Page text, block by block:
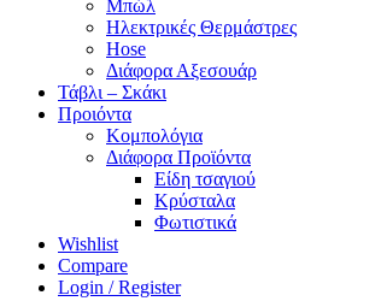
Μπώλ
Ηλεκτρικές Θερμάστρες
Hose
Διάφορα Αξεσουάρ
Τάβλι – Σκάκι
Προιόντα
Κομπολόγια
Διάφορα Προϊόντα
Είδη τσαγιού
Κρύσταλα
Φωτιστικά
Wishlist
Compare
Login / Register